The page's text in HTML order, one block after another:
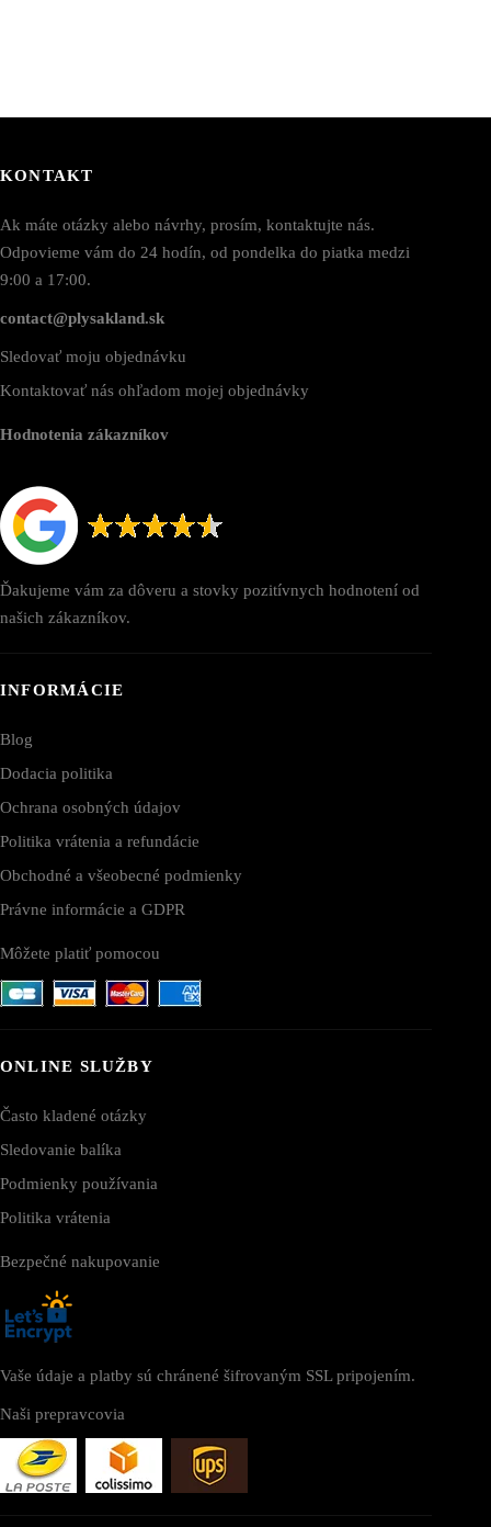
KONTAKT
Ak máte otázky alebo návrhy, prosím, kontaktujte nás.
Odpovieme vám do 24 hodín, od pondelka do piatka medzi
9:00 a 17:00.
contact@plysakland.sk
Sledovať moju objednávku
Kontaktovať nás ohľadom mojej objednávky
Hodnotenia zákazníkov
Ďakujeme vám za dôveru a stovky pozitívnych hodnotení od
našich zákazníkov.
INFORMÁCIE
Blog
Dodacia politika
Ochrana osobných údajov
Politika vrátenia a refundácie
Obchodné a všeobecné podmienky
Právne informácie a GDPR
Môžete platiť pomocou
ONLINE SLUŽBY
Často kladené otázky
Sledovanie balíka
Podmienky používania
Politika vrátenia
Bezpečné nakupovanie
Vaše údaje a platby sú chránené šifrovaným SSL pripojením.
Naši prepravcovia